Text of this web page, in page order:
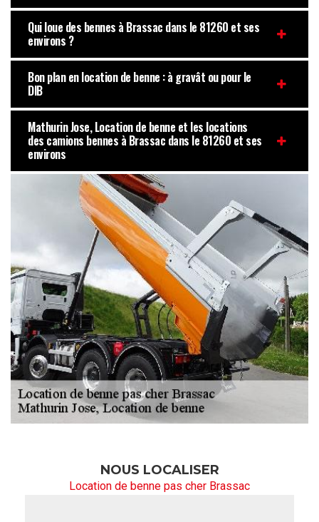
Qui loue des bennes à Brassac dans le 81260 et ses
environs ?
Bon plan en location de benne : à gravât ou pour le
DIB
Mathurin Jose, Location de benne et les locations
des camions bennes à Brassac dans le 81260 et ses
environs
NOUS LOCALISER
Location de benne pas cher Brassac